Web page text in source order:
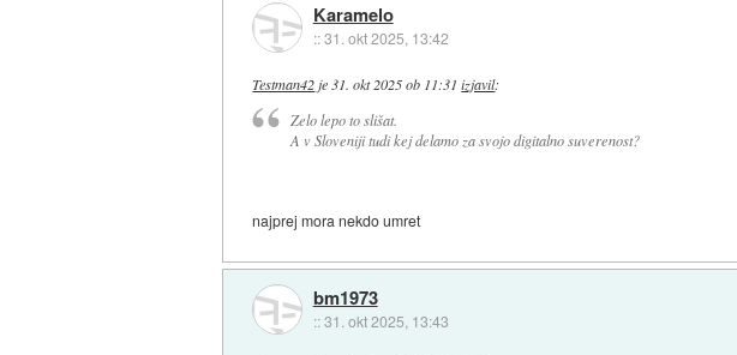
Karamelo
::31. okt 2025, 13:42
Testman42 je 31. okt 2025 ob 11:31 izjavil:
Zelo lepo to slišat.
A v Sloveniji tudi kej delamo za svojo digitalno suverenost?
najprej mora nekdo umret
bm1973
::31. okt 2025, 13:43